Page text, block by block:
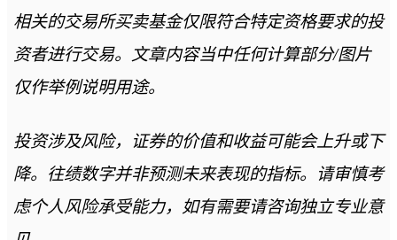
相关的交易所买卖基金仅限符合特定资格要求的投
资者进行交易。文章内容当中任何计算部分/图片
仅作举例说明用途。
投资涉及风险，证券的价值和收益可能会上升或下
降。往绩数字并非预测未来表现的指标。请审慎考
虑个人风险承受能力，如有需要请咨询独立专业意